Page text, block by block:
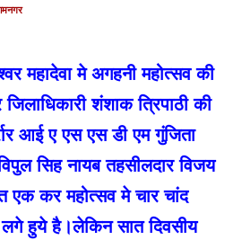
महादेवा मे अगहनी महोत्सव की
शंशाक त्रिपाठी की
आई ए एस एस डी एम गुंजिता
सिह नायब तहसीलदार विजय
एक कर महोत्सव मे चार चांद
लगे हुये है।लेकिन सात दिवसीय